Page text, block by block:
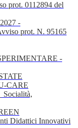
prot. 0112894 del
-
prot. N. 95165
-
CARE
Socialità,
Didattici Innovativi